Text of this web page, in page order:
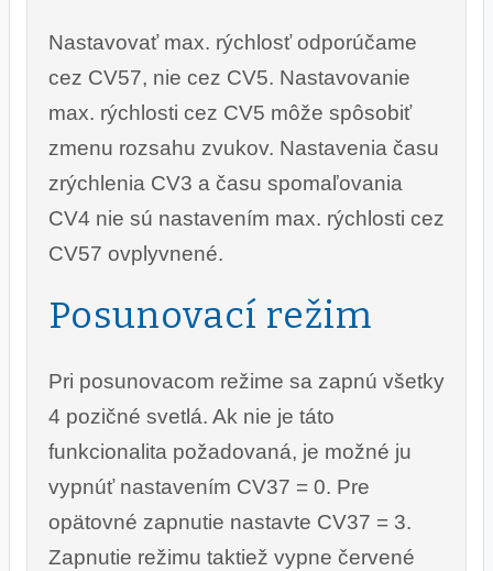
Nastavovať max. rýchlosť odporúčame
cez CV57, nie cez CV5. Nastavovanie
max. rýchlosti cez CV5 môže spôsobiť
zmenu rozsahu zvukov. Nastavenia času
zrýchlenia CV3 a času spomaľovania
CV4 nie sú nastavením max. rýchlosti cez
CV57 ovplyvnené.
Posunovací režim
Pri posunovacom režime sa zapnú všetky
4 pozičné svetlá. Ak nie je táto
funkcionalita požadovaná, je možné ju
vypnúť nastavením CV37 = 0. Pre
opätovné zapnutie nastavte CV37 = 3.
Zapnutie režimu taktiež vypne červené